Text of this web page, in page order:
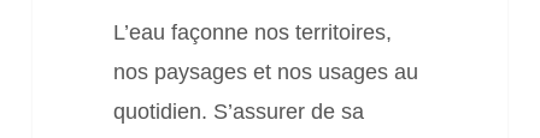
L’eau façonne nos territoires,
nos paysages et nos usages au
quotidien. S’assurer de sa